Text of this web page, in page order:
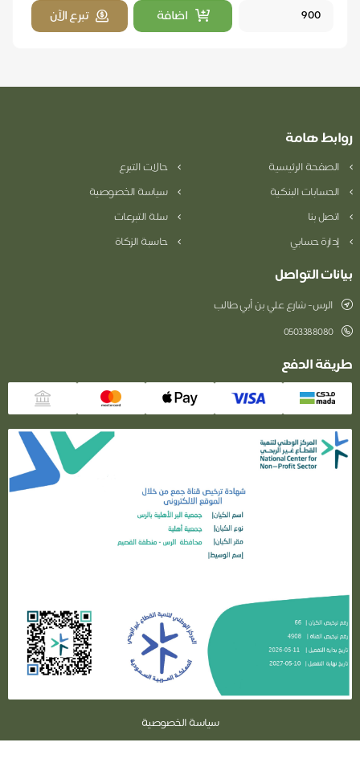
اضافة
تبرع الآن
روابط هامة
الصفحة الرئيسية
حالات التبرع
الحسابات البنكية
سياسة الخصوصية
اتصل بنا
سلة التبرعات
إدارة حسابي
حاسبة الزكاة
بيانات التواصل
الرس- شارع علي بن أبي طالب
0503388080
طريقة الدفع
سياسة الخصوصية